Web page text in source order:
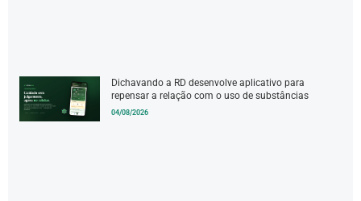
Dichavando a RD desenvolve aplicativo para
repensar a relação com o uso de substâncias
04/08/2026